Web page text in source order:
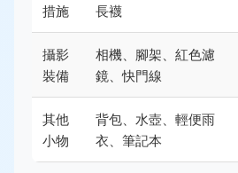
措施
長襪
攝影
裝備
相機、腳架、紅色濾
鏡、快門線
其他
小物
背包、水壺、輕便雨
衣、筆記本